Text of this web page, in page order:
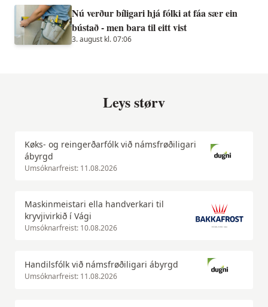
Nú verður bíligari hjá fólki at fáa sær ein
bústað - men bara til eitt vist
3. august kl. 07:06
Leys størv
Køks- og reingerðarfólk við námsfrøðiligari
ábyrgd
Umsóknarfreist: 11.08.2026
Maskinmeistari ella handverkari til
kryvjivirkið í Vági
Umsóknarfreist: 10.08.2026
Handilsfólk við námsfrøðiligari ábyrgd
Umsóknarfreist: 11.08.2026